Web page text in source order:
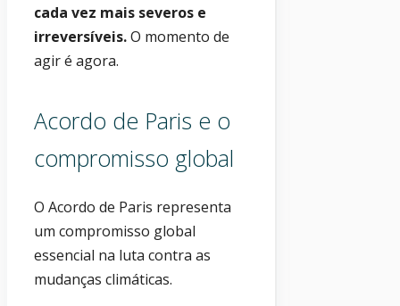
cada vez mais severos e
irreversíveis.O momento de
agir é agora.
Acordo de Paris e o
compromisso global
O Acordo de Paris representa
um compromisso global
essencial na luta contra as
mudanças climáticas.